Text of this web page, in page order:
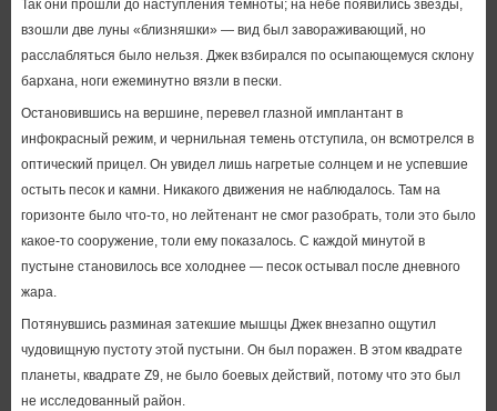
Так они прошли до наступления темноты; на небе появились звезды,
взошли две луны «близняшки» — вид был завораживающий, но
расслабляться было нельзя. Джек взбирался по осыпающемуся склону
бархана, ноги ежеминутно вязли в пески.
Остановившись на вершине, перевел глазной имплантант в
инфокрасный режим, и чернильная темень отступила, он всмотрелся в
оптический прицел. Он увидел лишь нагретые солнцем и не успевшие
остыть песок и камни. Никакого движения не наблюдалось. Там на
горизонте было что-то, но лейтенант не смог разобрать, толи это было
какое-то сооружение, толи ему показалось. С каждой минутой в
пустыне становилось все холоднее — песок остывал после дневного
жара.
Потянувшись разминая затекшие мышцы Джек внезапно ощутил
чудовищную пустоту этой пустыни. Он был поражен. В этом квадрате
планеты, квадрате Z9, не было боевых действий, потому что это был
не исследованный район.